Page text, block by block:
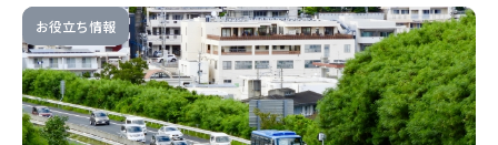
お役立ち情報